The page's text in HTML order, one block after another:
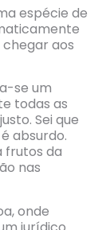
espécie de
aos
se um
todas as
Sei que
absurdo.
frutos da
nas
onde